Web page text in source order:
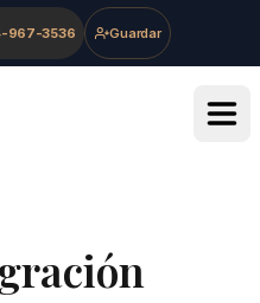
967-3536 Guardar